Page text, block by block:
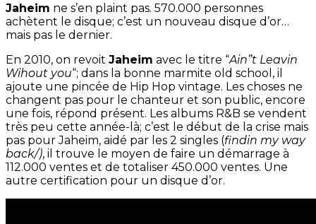
Jaheim ne s’en plaint pas. 570.000 personnes
achètent le disque; c’est un nouveau disque d’or…
mais pas le dernier.
En 2010, on revoit Jaheim avec le titre “Ain”t Leavin
Wihout you“; dans la bonne marmite old school, il
ajoute une pincée de Hip Hop vintage. Les choses ne
changent pas pour le chanteur et son public, encore
une fois, répond présent. Les albums R&B se vendent
très peu cette année-là; c’est le début de la crise mais
pas pour Jaheim, aidé par les 2 singles (findin my way
back/), il trouve le moyen de faire un démarrage à
112.000 ventes et de totaliser 450.000 ventes. Une
autre certification pour un disque d’or.